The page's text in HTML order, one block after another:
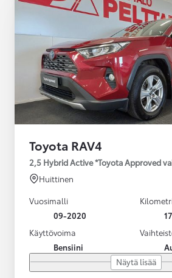
Toyota RAV4
2,5 Hybrid Active *Toyota
Huittinen
Vuosimalli
09-2020
Käyttövoima
Bensiini
Näytä lisää